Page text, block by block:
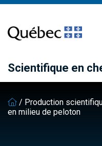
contenu
principal
pied
de
Scientifique en
/ Production
en milieu de peloton